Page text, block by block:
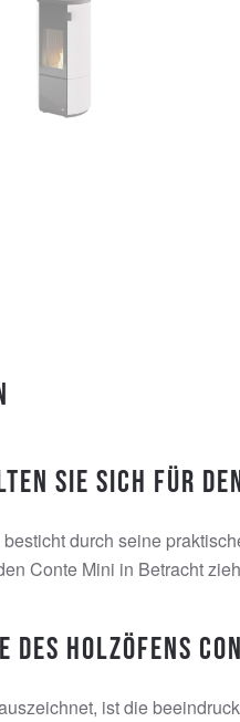
Sie sich für
durch seine
Conte Mini in Betracht
des Holzöfens
ist die